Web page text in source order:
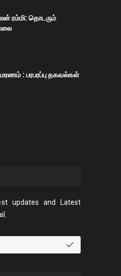
ரம்மி: தொடரும்
: பரபரப்பு தகவல்கள்
updates and Latest